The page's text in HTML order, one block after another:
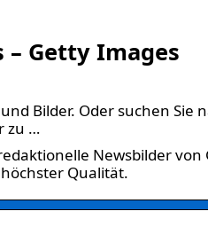
– Getty Images
Bilder. Oder suchen Sie
zu …
Newsbilder
Qualität.